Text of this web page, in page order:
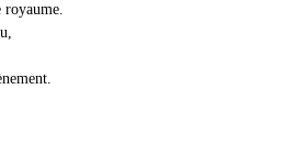
royaume.